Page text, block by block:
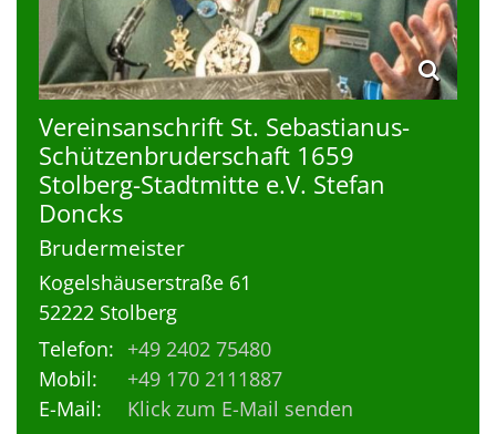
Vereinsanschrift St. Sebastianus-
Schützenbruderschaft 1659
Stolberg-Stadtmitte e.V. Stefan
Doncks
Brudermeister
Kogelshäuserstraße 61
52222 Stolberg
Telefon: +49 2402 75480
Mobil:
+49 170 2111887
E-Mail:
Klick zum E-Mail senden